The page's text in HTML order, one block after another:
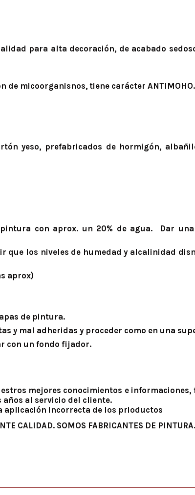
para alta decoración, de acabado
micoorganisnos, tiene carácter ANTIMOHO.
yeso, prefabricados de hormigón,
con aprox. un 20% de agua. Dar
los niveles de humedad y alcalinidad
aprox)
de pintura.
y mal adheridas y proceder como en una
con un fondo fijador.
mejores conocimientos e informaciones,
al servicio del cliente.
aplicación incorrecta de los prioductos
CALIDAD. SOMOS FABRICANTES DE